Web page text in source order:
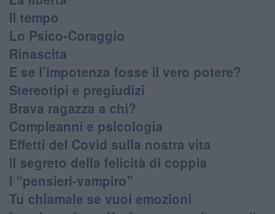
​Il tempo
​Lo Psico-Coraggio
Rinascita
​E se l’impotenza fosse il vero potere?
Stereotipi e pregiudizi
​Brava ragazza a chi?
​Compleanni e psicologia
Effetti del Covid sulla nostra vita
Il segreto della felicità di coppia
​I “pensieri-vampiro”
​Tu chiamale se vuoi emozioni